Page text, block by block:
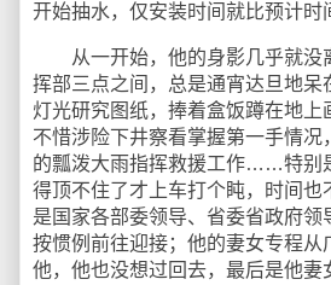
开始抽水，仅安装时间就比预计时
从一开始，他的身影几乎就没
挥部三点之间，总是通宵达旦地呆
灯光研究图纸，捧着盒饭蹲在地上
不惜涉险下井察看掌握第一手情况
的瓢泼大雨指挥救援工作……特别
得顶不住了才上车打个盹，时间也
是国家各部委领导、省委省政府领
按惯例前往迎接；他的妻女专程从
他，他也没想过回去，最后是他妻